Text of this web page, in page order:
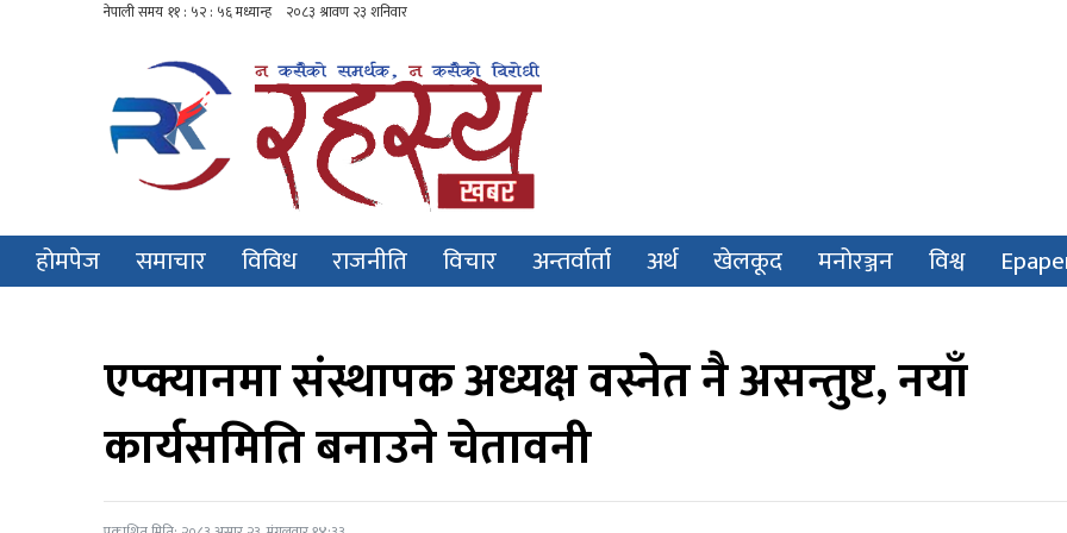
होमपेज समाचार विविध राजनीति विचार अन्तर्वार्ता अर्थ खेलकूद मनोरञ्जन विश्व
एप्क्यानमा संस्थापक अध्यक्ष वस्नेत नै असन्तुष्ट, नयाँ
कार्यसमिति बनाउने चेतावनी